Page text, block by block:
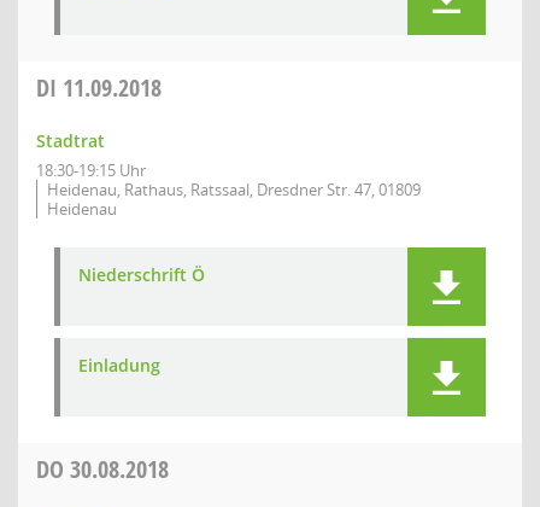
DI 11.09.2018
Stadtrat
18:30-19:15 Uhr
Heidenau, Rathaus, Ratssaal, Dresdner Str. 47, 01809
Heidenau
Niederschrift Ö
Einladung
DO 30.08.2018